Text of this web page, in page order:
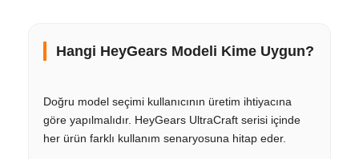
Hangi HeyGears Modeli Kime Uygun?
Doğru model seçimi kullanıcının üretim ihtiyacına
göre yapılmalıdır. HeyGears UltraCraft serisi içinde
her ürün farklı kullanım senaryosuna hitap eder.